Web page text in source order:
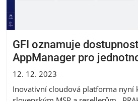
GFI oznamuje
AppManager pro
12. 12. 2023
Inovativní cloudová platforma nyní